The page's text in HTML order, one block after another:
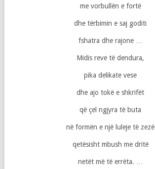
me vorbullën e fortë
dhe ​​tërbimin e saj goditi
fshatra dhe rajone …
Midis reve të dendura,
pika delikate vese
dhe ajo tokë e shkrifët
që çel ngjyra të buta
në formën e një luleje të zezë
qetësisht mbush me dritë
netët më të errëta. …